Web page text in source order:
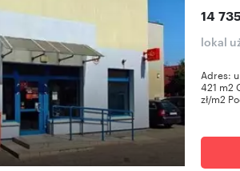
14
lokal
Adres:
421 m2
zł/m2